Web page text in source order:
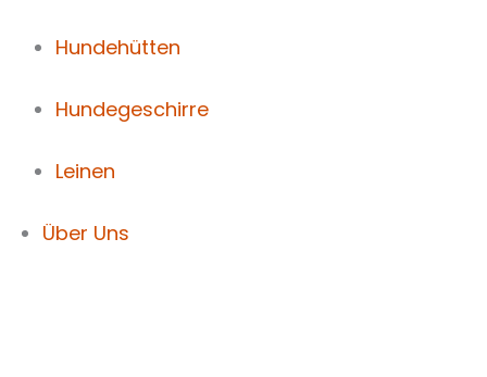
Hundehütten
Hundegeschirre
Leinen
Über Uns